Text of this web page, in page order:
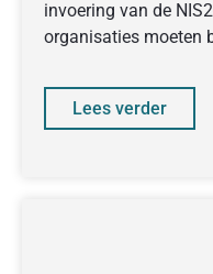
invoering van de
organisaties moeten
Lees verder